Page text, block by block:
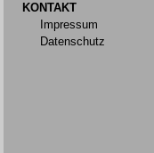
KONTAKT
Impressum
Datenschutz